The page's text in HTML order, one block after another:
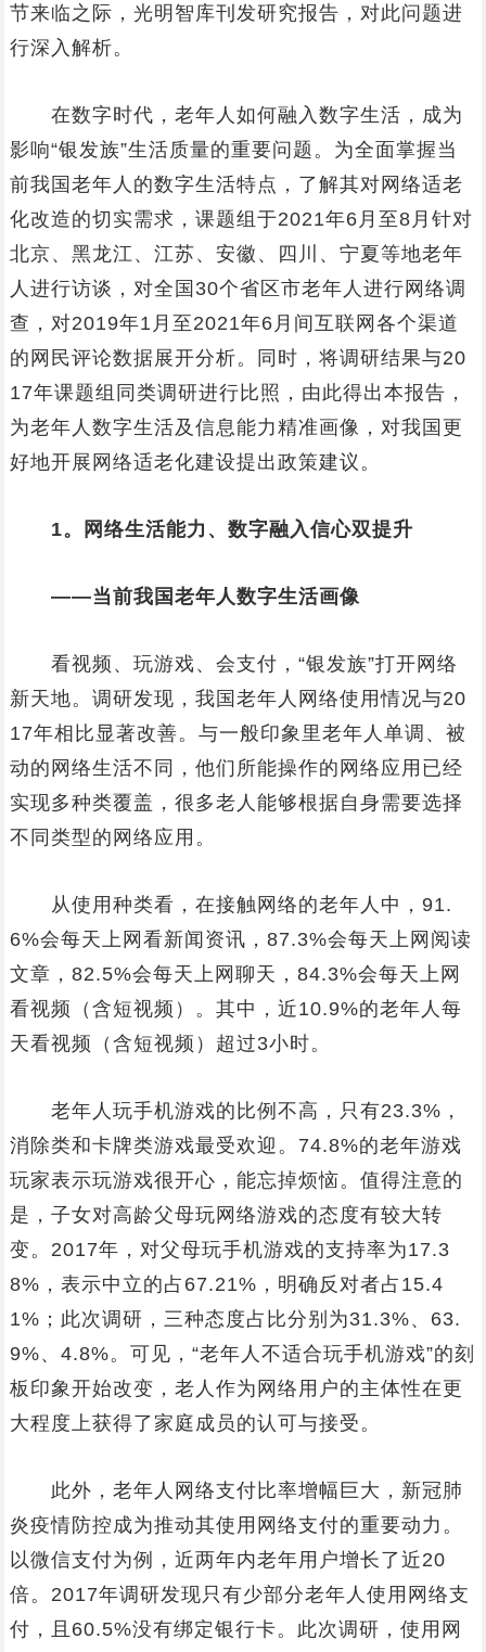
节来临之际，光明智库刊发研究报告，对此问题进
行深入解析。
在数字时代，老年人如何融入数字生活，成为
影响“银发族”生活质量的重要问题。为全面掌握当
前我国老年人的数字生活特点，了解其对网络适老
化改造的切实需求，课题组于2021年6月至8月针对
北京、黑龙江、江苏、安徽、四川、宁夏等地老年
人进行访谈，对全国30个省区市老年人进行网络调
查，对2019年1月至2021年6月间互联网各个渠道
的网民评论数据展开分析。同时，将调研结果与20
17年课题组同类调研进行比照，由此得出本报告，
为老年人数字生活及信息能力精准画像，对我国更
好地开展网络适老化建设提出政策建议。
1。网络生活能力、数字融入信心双提升
——当前我国老年人数字生活画像
看视频、玩游戏、会支付，“银发族”打开网络
新天地。调研发现，我国老年人网络使用情况与20
17年相比显著改善。与一般印象里老年人单调、被
动的网络生活不同，他们所能操作的网络应用已经
实现多种类覆盖，很多老人能够根据自身需要选择
不同类型的网络应用。
从使用种类看，在接触网络的老年人中，91.
6%会每天上网看新闻资讯，87.3%会每天上网阅读
文章，82.5%会每天上网聊天，84.3%会每天上网
看视频（含短视频）。其中，近10.9%的老年人每
天看视频（含短视频）超过3小时。
老年人玩手机游戏的比例不高，只有23.3%，
消除类和卡牌类游戏最受欢迎。74.8%的老年游戏
玩家表示玩游戏很开心，能忘掉烦恼。值得注意的
是，子女对高龄父母玩网络游戏的态度有较大转
变。2017年，对父母玩手机游戏的支持率为17.3
8%，表示中立的占67.21%，明确反对者占15.4
1%；此次调研，三种态度占比分别为31.3%、63.
9%、4.8%。可见，“老年人不适合玩手机游戏”的刻
板印象开始改变，老人作为网络用户的主体性在更
大程度上获得了家庭成员的认可与接受。
此外，老年人网络支付比率增幅巨大，新冠肺
炎疫情防控成为推动其使用网络支付的重要动力。
以微信支付为例，近两年内老年用户增长了近20
倍。2017年调研发现只有少部分老年人使用网络支
付，且60.5%没有绑定银行卡。此次调研，使用网